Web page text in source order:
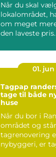
Når du skal
lokalområdet,
om meget
den laveste pris.
01. jun
Tagpap randers
tage til både
huse
Når du bor i
området og
tagrenovering
nybyggeri, er